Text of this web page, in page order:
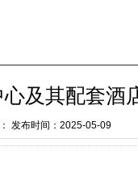
及其配套酒
发布时间：2025-05-09